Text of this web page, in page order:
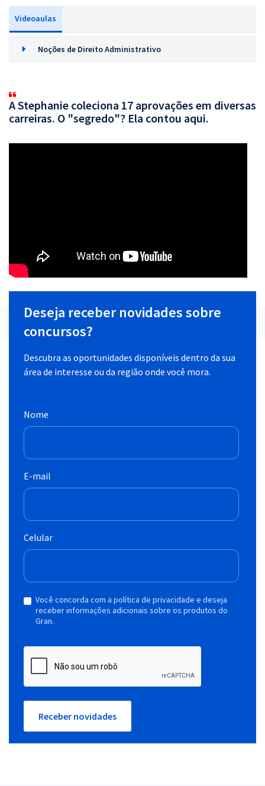
Videoaulas
Noções de Direito Administrativo
A Stephanie coleciona 17 aprovações em diversas
carreiras. O "segredo"? Ela contou aqui.
Deseja receber novidades sobre
concursos?
Descubra as oportunidades disponíveis dentro da sua
área de interesse ou da região onde você mora.
Nome
E-mail
Celular
Você concorda com a política de privacidade e deseja
receber informações adicionais sobre os produtos do
Gran.
Receber novidades